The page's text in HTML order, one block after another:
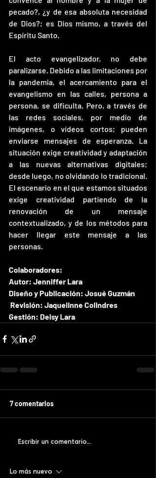
pecado?, ¿y de esa absoluta necesidad
de Dios?; es Dios mismo, a través del
Espíritu Santo.
El acto evangelizador, no debe
paralizarse. Debido a las limitaciones por
la pandemia, el acercamiento para el
evangelismo en las calles, persona a
persona, se dificulta. Pero, a través de
las redes sociales, por medio de
imágenes, o vídeos cortos; pueden
enviarse mensajes de esperanza. La
situación exige creatividad y adaptación
a las nuevas alternativas digitales;
desde luego, no olvidando lo tradicional.
El escenario en el que estamos situados
exige creatividad partiendo de la
renovación de un mensaje
contextualizado, y de los métodos para
hacer llegar este mensaje a las
personas.
Colaboradores:
Autor: Jenniffer Lara
Diseño y Publicación: Josué Guzmán
Revisión: Jaquelinne Colindres
Gestión: Deisy Lara
7 comentarios
Escribir un comentario...
Lo más nuevo